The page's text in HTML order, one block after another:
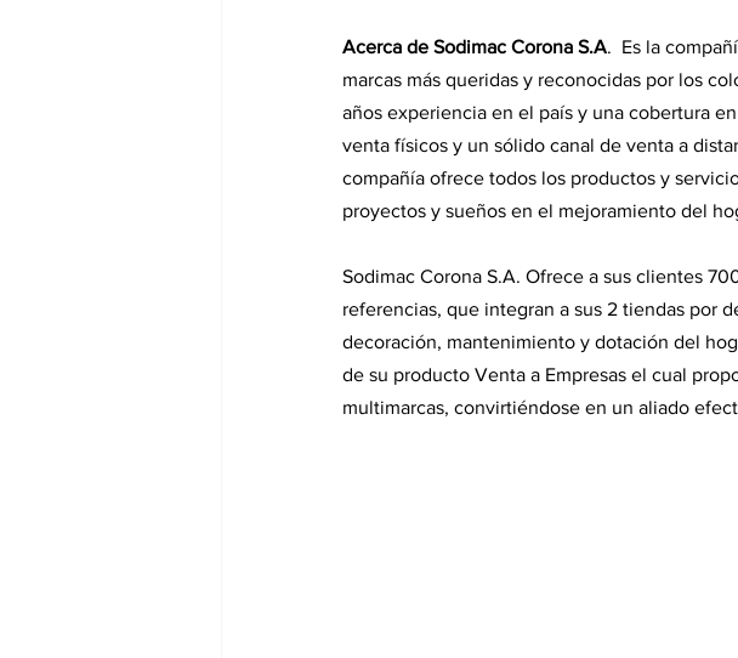
Acerca de Sodimac Corona S.A.  Es la
marcas más queridas y reconocidas por los
años experiencia en el país y una cobertura
venta físicos y un sólido canal de venta a
compañía ofrece todos los productos y
proyectos y sueños en el mejoramiento del
Sodimac Corona S.A. Ofrece a sus clientes
referencias, que integran a sus 2 tiendas por
decoración, mantenimiento y dotación del
de su producto Venta a Empresas el cual
multimarcas, convirtiéndose en un aliado